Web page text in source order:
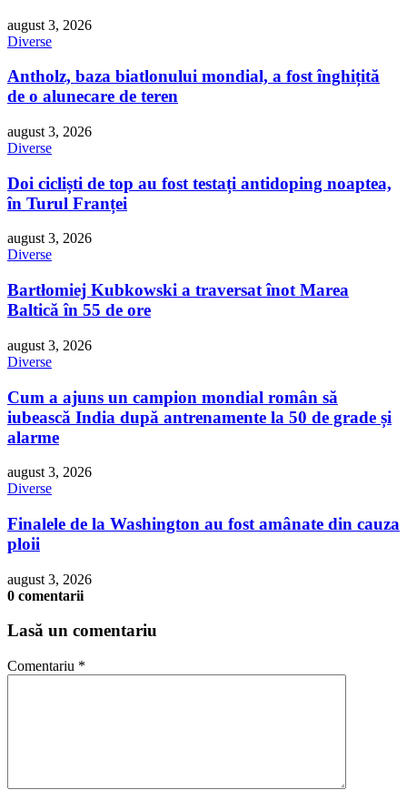
august 3, 2026
Diverse
Antholz, baza biatlonului mondial, a fost înghițită
de o alunecare de teren
august 3, 2026
Diverse
Doi cicliști de top au fost testați antidoping noaptea,
în Turul Franței
august 3, 2026
Diverse
Bartłomiej Kubkowski a traversat înot Marea
Baltică în 55 de ore
august 3, 2026
Diverse
Cum a ajuns un campion mondial român să
iubească India după antrenamente la 50 de grade și
alarme
august 3, 2026
Diverse
Finalele de la Washington au fost amânate din cauza
ploii
august 3, 2026
0 comentarii
Lasă un comentariu
Comentariu *